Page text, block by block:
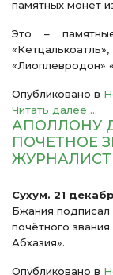
памятных монет
Это –
«Лиоплевродон»
Опубликовано в
Читать далее ...
АПОЛЛОНУ
ПОЧЕТНОЕ
ЖУРНАЛИСТ
Сухум. 21
Бжания
почётного
Абхазия».
Опубликовано в